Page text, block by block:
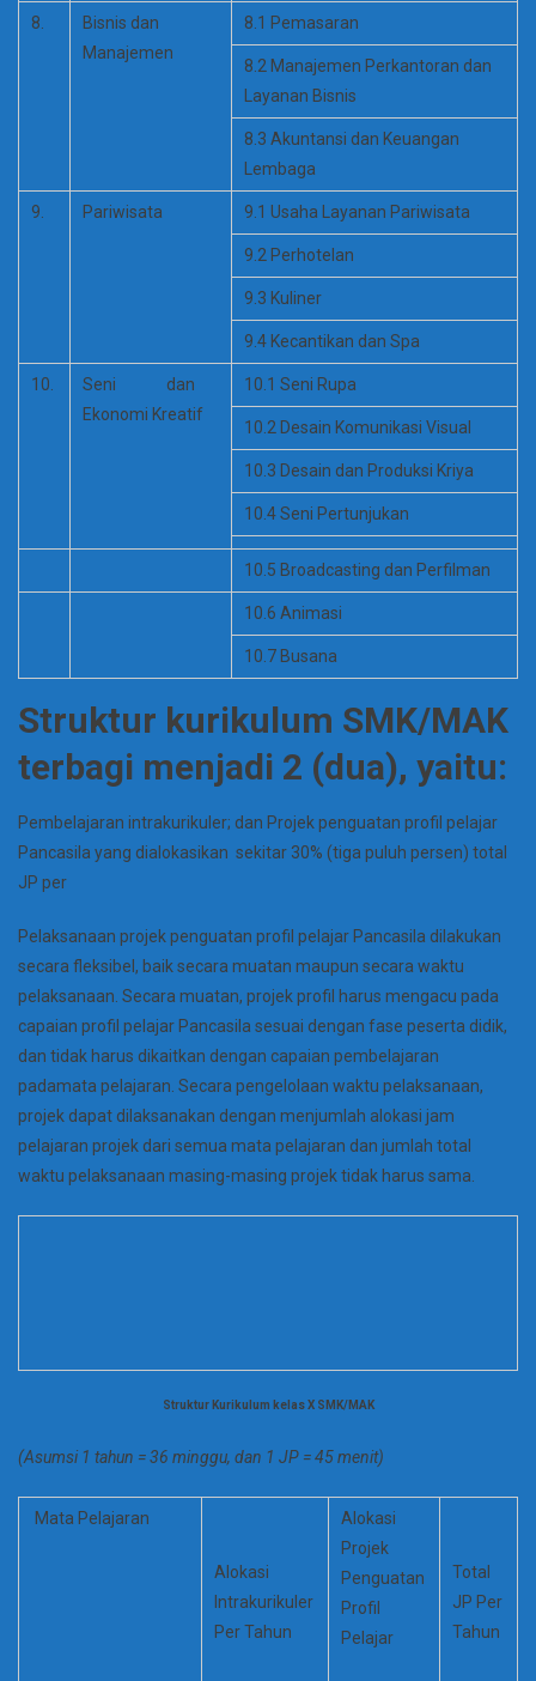
8.
Bisnis dan
Manajemen
8.1 Pemasaran
8.2 Manajemen Perkantoran dan
Layanan Bisnis
8.3 Akuntansi dan Keuangan
Lembaga
9. Pariwisata 9.1 Usaha Layanan Pariwisata
9.2 Perhotelan
9.3 Kuliner
9.4 Kecantikan dan Spa
10.
Seni dan
Ekonomi Kreatif
10.1 Seni Rupa
10.2 Desain Komunikasi Visual
10.3 Desain dan Produksi Kriya
10.4 Seni Pertunjukan
10.5 Broadcasting dan Perfilman
10.6 Animasi
10.7 Busana
Struktur kurikulum SMK/MAK
terbagi menjadi 2 (dua), yaitu:
Pembelajaran intrakurikuler; dan Projek penguatan profil pelajar
Pancasila yang dialokasikan sekitar 30% (tiga puluh persen) total
JP per
Pelaksanaan projek penguatan profil pelajar Pancasila dilakukan
secara fleksibel, baik secara muatan maupun secara waktu
pelaksanaan. Secara muatan, projek profil harus mengacu pada
capaian profil pelajar Pancasila sesuai dengan fase peserta didik,
dan tidak harus dikaitkan dengan capaian pembelajaran
padamata pelajaran. Secara pengelolaan waktu pelaksanaan,
projek dapat dilaksanakan dengan menjumlah alokasi jam
pelajaran projek dari semua mata pelajaran dan jumlah total
waktu pelaksanaan masing-masing projek tidak harus sama.
Struktur Kurikulum kelas X SMK/MAK
(Asumsi 1 tahun = 36 minggu, dan 1 JP = 45 menit)
Mata Pelajaran
Alokasi
Intrakurikuler
Per Tahun
Alokasi
Projek
Penguatan
Profil
Pelajar
Total
JP Per
Tahun